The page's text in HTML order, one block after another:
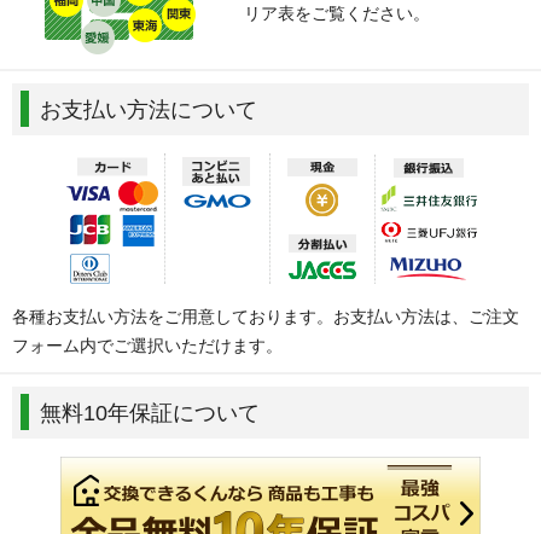
リア表をご覧ください。
お支払い方法について
各種お支払い方法をご用意しております。お支払い方法は、ご注文
フォーム内でご選択いただけます。
無料10年保証について